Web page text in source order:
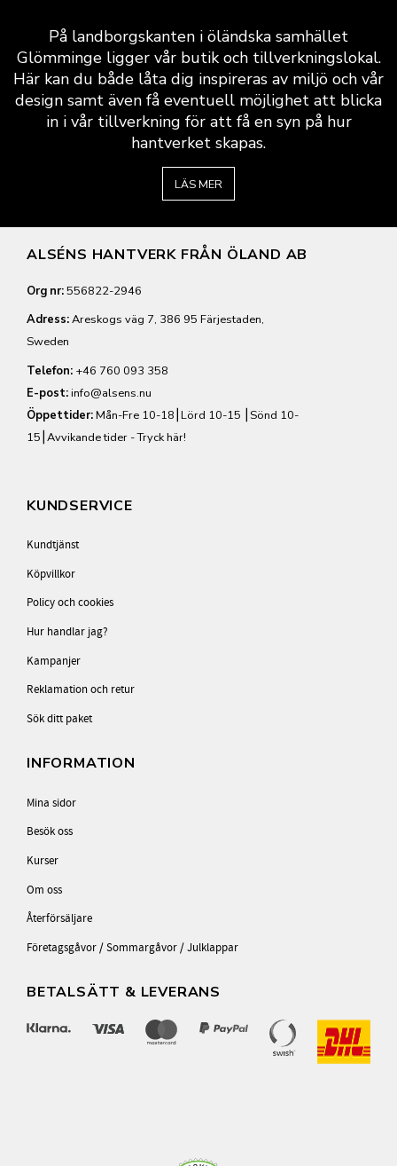
På landborgskanten i öländska samhället
Glömminge ligger vår butik och tillverkningslokal.
Här kan du både låta dig inspireras av miljö och vår
design samt även få eventuell möjlighet att blicka
in i vår tillverkning för att få en syn på hur
hantverket skapas.
LÄS MER
ALSÉNS HANTVERK FRÅN ÖLAND AB
Org nr:556822-2946
Adress:Areskogs väg 7, 386 95 Färjestaden,
Sweden
Telefon: +46 760 093 358
E-post:info@alsens.nu
Öppettider:Mån-Fre 10-18⎮Lörd 10-15 ⎮Sönd 10-
15⎮ Avvikande tider - Tryck här!
KUNDSERVICE
Kundtjänst
Köpvillkor
Policy och cookies
Hur handlar jag?
Kampanjer
Reklamation och retur
Sök ditt paket
INFORMATION
Mina sidor
Besök oss
Kurser
Om oss
Återförsäljare
Företagsgåvor / Sommargåvor / Julklappar
BETALSÄTT & LEVERANS